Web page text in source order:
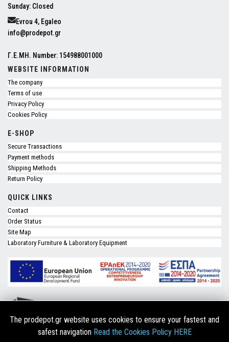
Sunday: Closed
Evrou 4, Egaleo
info@prodepot.gr
Γ.Ε.ΜΗ. Number: 154988001000
WEBSITE INFORMATION
The company
Terms of use
Privacy Policy
Cookies Policy
E-SHOP
Secure Transactions
Payment methods
Shipping Methods
Return Policy
QUICK LINKS
Contact
Order Status
Site Map
Laboratory Furniture & Laboratory Equipment
The prodepot.gr website uses cookies to ensure your fastest and
safest navigation Read the Cookies Policy HERE